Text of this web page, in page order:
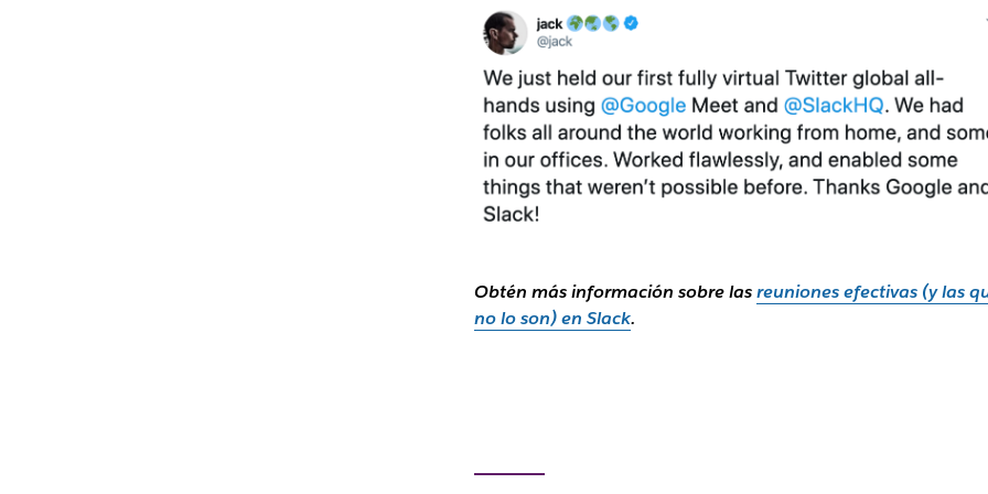
Obtén más información sobre lasreuniones efectivas (y las
no lo son) en Slack.